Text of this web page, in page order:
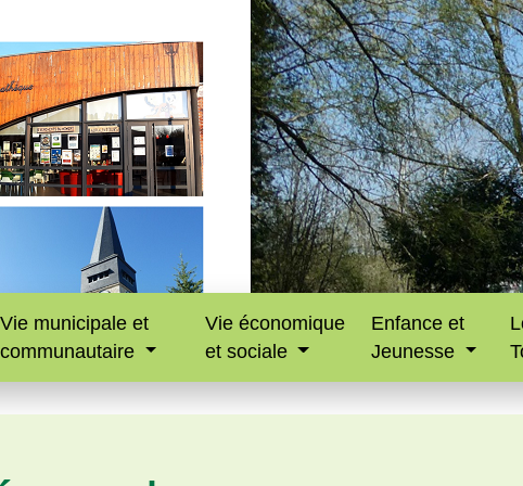
Vie municipale et
communautaire
Vie économique
et sociale
Enfance et
Jeunesse